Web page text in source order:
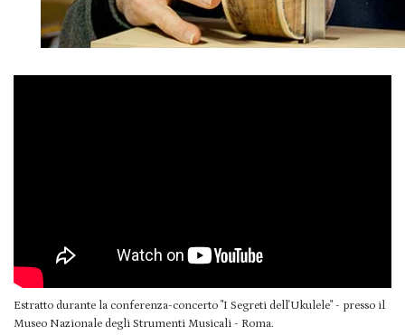
Estratto durante la conferenza-concerto "I Segreti dell'Ukulele" - presso il
Museo Nazionale degli Strumenti Musicali - Roma.